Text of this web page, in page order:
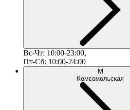
Вс-Чт: 10:00-23:00,
Пт-Сб: 10:00-24:00
М
Комсомольская